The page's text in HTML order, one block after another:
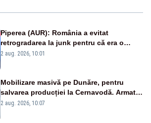
Piperea (AUR): România a evitat
retrogradarea la junk pentru că era o
catastrofă pentru bănci și fondurile de
2 aug. 2026, 10:01
Mobilizare masivă pe Dunăre, pentru
salvarea producției la Cernavodă. Armata
va detona o stâncă și va devia apa
2 aug. 2026, 10:07